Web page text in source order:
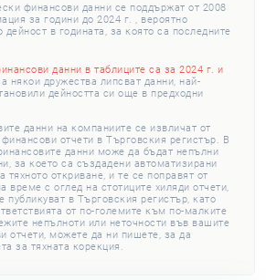
финансови данни се поддържат от 2008
за години до 2024 г. , вероятно
дейност в годината, за която са последните
данни в таблиците са за 2024 г. и
някои дружества липсват данни, най-
дейността си още в предходни
данни на компаниите се извличат от
финансови отчети в Търговския регистър. В
данни може да бъдат непълни
за което са създадени автоматизирани
тяхното откриване, и те се поправят от
време с оглед на стотиците хиляди отчети,
публикуват в Търговския регистър, като
от по-големите към по-малките
непълноти или неточности във вашите
отчети, можете да ни пишете, за да
за тяхната корекция.